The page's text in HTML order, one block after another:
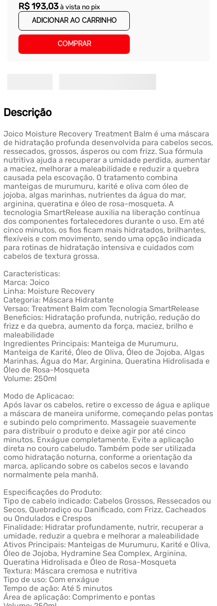
R$193,03à vista no pix
ADICIONAR AO CARRINHO
COMPRAR
Descrição
Joico Moisture Recovery Treatment Balm é uma máscara
de hidratação profunda desenvolvida para cabelos secos,
ressecados, grossos, ásperos ou com frizz. Sua fórmula
nutritiva ajuda a recuperar a umidade perdida, aumentar
a maciez, melhorar a maleabilidade e reduzir a quebra
causada pela escovação. O tratamento combina
manteigas de murumuru, karité e oliva com óleo de
jojoba, algas marinhas, nutrientes da água do mar,
arginina, queratina e óleo de rosa-mosqueta. A
tecnologia SmartRelease auxilia na liberação contínua
dos componentes fortalecedores durante o uso. Em até
cinco minutos, os fios ficam mais hidratados, brilhantes,
flexíveis e com movimento, sendo uma opção indicada
para rotinas de hidratação intensiva e cuidados com
cabelos de textura grossa.
Caracteristicas:
Marca: Joico
Linha: Moisture Recovery
Categoria: Máscara Hidratante
Versao: Treatment Balm com Tecnologia SmartRelease
Beneficios: Hidratação profunda, nutrição, redução do
frizz e da quebra, aumento da força, maciez, brilho e
maleabilidade
Ingredientes Principais: Manteiga de Murumuru,
Manteiga de Karité, Óleo de Oliva, Óleo de Jojoba, Algas
Marinhas, Água do Mar, Arginina, Queratina Hidrolisada e
Óleo de Rosa-Mosqueta
Volume: 250ml
Modo de Aplicacao:
Após lavar os cabelos, retire o excesso de água e aplique
a máscara de maneira uniforme, começando pelas pontas
e subindo pelo comprimento. Massageie suavemente
para distribuir o produto e deixe agir por até cinco
minutos. Enxágue completamente. Evite a aplicação
direta no couro cabeludo. Também pode ser utilizada
como hidratação noturna, conforme a orientação da
marca, aplicando sobre os cabelos secos e lavando
normalmente pela manhã.
Especificações do Produto:
Tipo de cabelo indicado: Cabelos Grossos, Ressecados ou
Secos, Quebradiço ou Danificado, com Frizz, Cacheados
ou Ondulados e Crespos
Finalidade: Hidratar profundamente, nutrir, recuperar a
umidade, reduzir a quebra e melhorar a maleabilidade
Ativos Principais: Manteigas de Murumuru, Karité e Oliva,
Óleo de Jojoba, Hydramine Sea Complex, Arginina,
Queratina Hidrolisada e Óleo de Rosa-Mosqueta
Textura: Máscara cremosa e nutritiva
Tipo de uso: Com enxágue
Tempo de ação: Até 5 minutos
Área de aplicação: Comprimento e pontas